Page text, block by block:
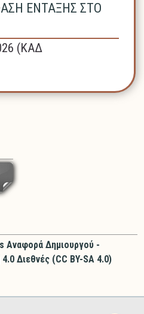
ΕΝΤΑΞΗΣ ΣΤΟ
(ΚΑΔ
Αναφορά Δημιουργού -
Διεθνές (CC BY-SA 4.0)